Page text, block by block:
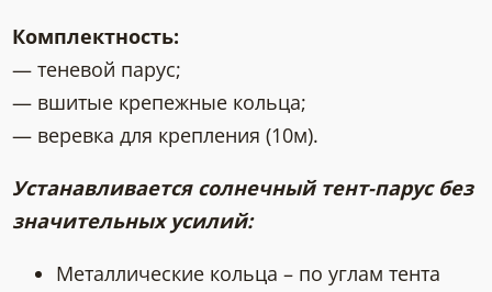
Комплектность:
— теневой парус;
— вшитые крепежные кольца;
— веревка для крепления (10м).
Устанавливается солнечный тент-парус без
значительных усилий:
Металлические кольца – по углам тента